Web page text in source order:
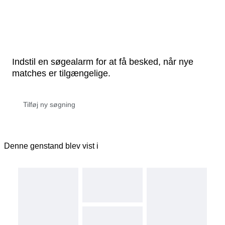
Indstil en søgealarm for at få besked, når nye
matches er tilgængelige.
Denne genstand blev vist i